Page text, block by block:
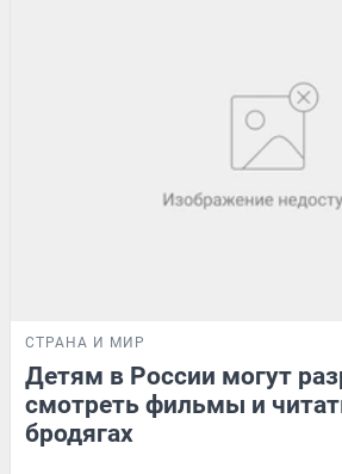
СТРАНА И МИР
Детям в России могут
смотреть фильмы и
бродягах